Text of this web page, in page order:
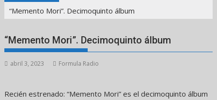
“Memento Mori”. Decimoquinto álbum
“Memento Mori”. Decimoquinto álbum
abril 3, 2023 Formula Radio
Recién estrenado: “Memento Mori” es el decimoquinto álbum